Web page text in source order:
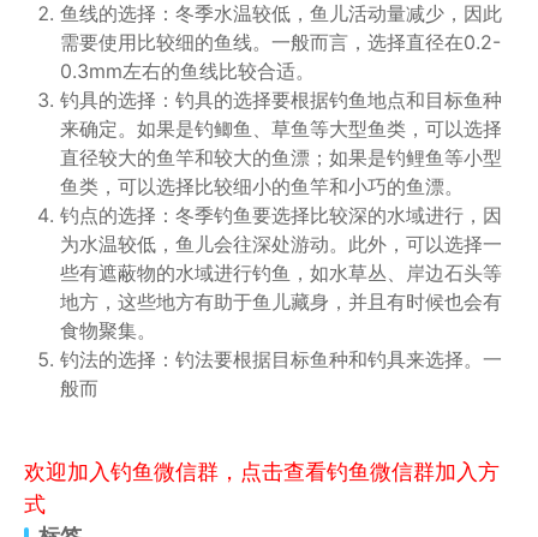
鱼线的选择：冬季水温较低，鱼儿活动量减少，因此
需要使用比较细的鱼线。一般而言，选择直径在0.2-
0.3mm左右的鱼线比较合适。
钓具的选择：钓具的选择要根据钓鱼地点和目标鱼种
来确定。如果是钓鲫鱼、草鱼等大型鱼类，可以选择
直径较大的鱼竿和较大的鱼漂；如果是钓鲤鱼等小型
鱼类，可以选择比较细小的鱼竿和小巧的鱼漂。
钓点的选择：冬季钓鱼要选择比较深的水域进行，因
为水温较低，鱼儿会往深处游动。此外，可以选择一
些有遮蔽物的水域进行钓鱼，如水草丛、岸边石头等
地方，这些地方有助于鱼儿藏身，并且有时候也会有
食物聚集。
钓法的选择：钓法要根据目标鱼种和钓具来选择。一
般而
欢迎加入钓鱼微信群，点击查看钓鱼微信群加入方
式